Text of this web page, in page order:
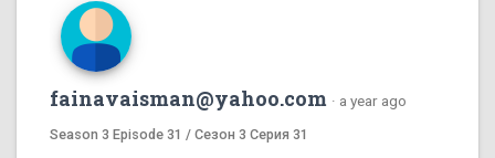
fainavaisman@yahoo.com · a year ago
Season 3 Episode 31 / Сезон 3 Серия 31